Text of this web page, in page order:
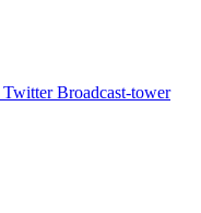
Twitter Broadcast-tower